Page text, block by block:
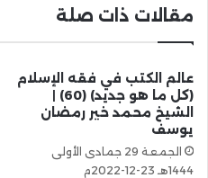
مقالات ذات صلة
عالم الكتب في فقه الإسلام
(كل ما هو جديد) (60) |
الشيخ محمد خير رمضان
يوسف
الجمعة 29 جمادى الأولى
1444هـ 23-12-2022م